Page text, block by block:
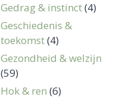
Gedrag & instinct(4)
Geschiedenis &
toekomst(4)
Gezondheid & welzijn
(59)
Hok & ren (6)